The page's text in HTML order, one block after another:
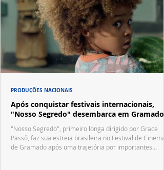
Após conquistar festivais internacionais,
"Nosso Segredo" desembarca em Gramado
"Nosso Segredo", primeiro longa dirigido por Grace
Passô, faz sua estreia brasileira no Festival de Cinema
de Gramado após uma trajetória por importantes
PRODUÇÕES NACIONAIS